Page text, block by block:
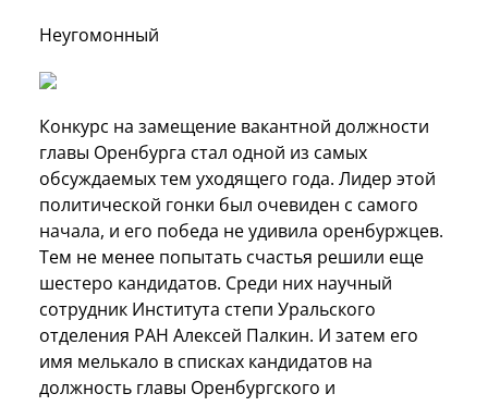
Неугомонный
Конкурс на замещение вакантной должности
главы Оренбурга стал одной из самых
обсуждаемых тем уходящего года. Лидер этой
политической гонки был очевиден с самого
начала, и его победа не удивила оренбуржцев.
Тем не менее попытать счастья решили еще
шестеро кандидатов. Среди них научный
сотрудник Института степи Уральского
отделения РАН Алексей Палкин. И затем его
имя мелькало в списках кандидатов на
должность главы Оренбургского и